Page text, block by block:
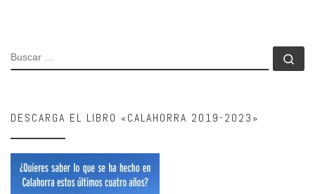
BUSCAR
DESCARGA EL LIBRO «CALAHORRA 2019-2023»